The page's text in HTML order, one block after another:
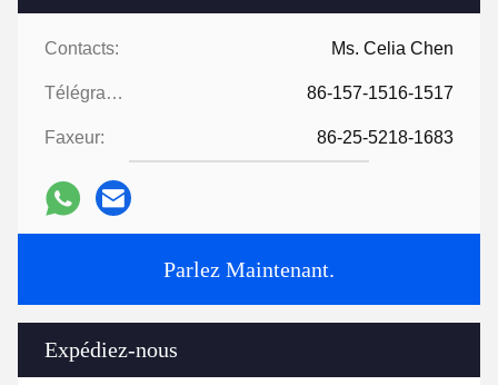
Contacts: Ms. Celia Chen
Télégramme: 86-157-1516-1517
Faxeur: 86-25-5218-1683
Parlez Maintenant.
Expédiez-nous